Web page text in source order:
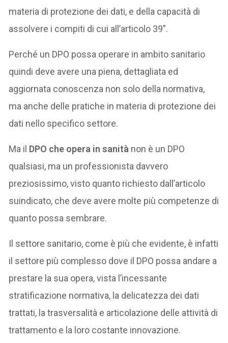
materia di protezione dei dati, e della capacità di
assolvere i compiti di cui all’articolo 39”.
Perché un DPO possa operare in ambito sanitario
quindi deve avere una piena, dettagliata ed
aggiornata conoscenza non solo della normativa,
ma anche delle pratiche in materia di protezione dei
dati nello specifico settore.
Ma il DPO che opera in sanità non è un DPO
qualsiasi, ma un professionista davvero
preziosissimo, visto quanto richiesto dall’articolo
suindicato, che deve avere molte più competenze di
quanto possa sembrare.
Il settore sanitario, come è più che evidente, è infatti
il settore più complesso dove il DPO possa andare a
prestare la sua opera, vista l’incessante
stratificazione normativa, la delicatezza dei dati
trattati, la trasversalità e articolazione delle attività di
trattamento e la loro costante innovazione.